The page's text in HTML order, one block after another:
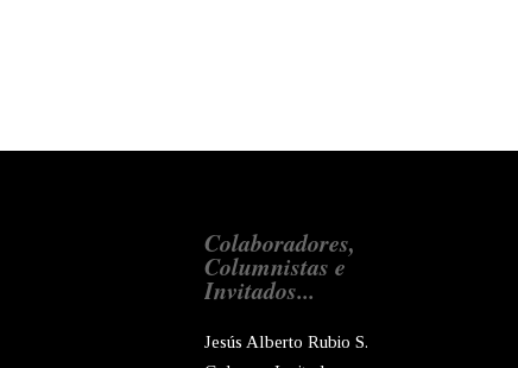
Colaboradores,
Columnistas e
Invitados...
Jesús Alberto Rubio S.